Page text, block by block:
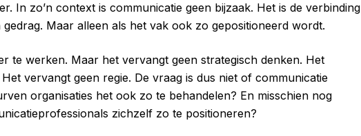
In zo’n context is communicatie geen bijzaak. Het is de verbinding
Maar alleen als het vak ook zo gepositioneerd wordt.
te werken. Maar het vervangt geen strategisch denken. Het
vervangt geen regie. De vraag is dus niet of communicatie
organisaties het ook zo te behandelen? En misschien nog
zichzelf zo te positioneren?